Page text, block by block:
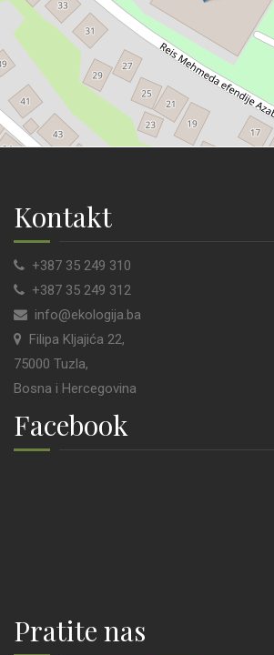
Kontakt
+387 35 249 310
+387 35 249 312
info@ekologija.ba
Filipa Kljajića 22,
75000 Tuzla,
Bosna i Hercegovina
Facebook
Pratite nas